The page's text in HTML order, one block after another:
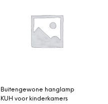
Buitengewone hanglamp
KUH voor kinderkamers